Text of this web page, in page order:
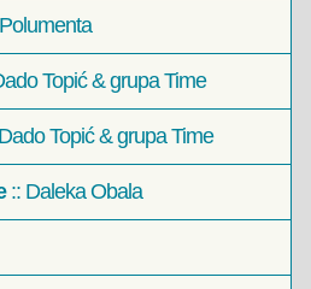
Topić & grupa Time
Topić & grupa Time
:: Daleka Obala